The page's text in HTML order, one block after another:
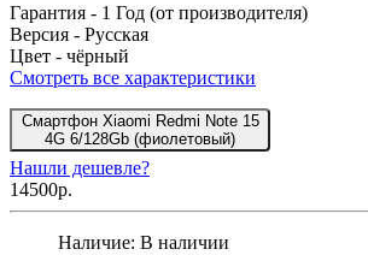
Гарантия - 1 Год (от производителя)
Версия - Русская
Цвет - чёрный
Смотреть все характеристики
Смартфон Xiaomi Redmi Note 15
4G 6/128Gb (фиолетовый)
Нашли дешевле?
14500р.
Наличие: В наличии